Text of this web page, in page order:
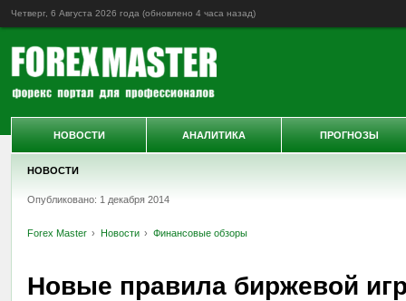
Четверг, 6 Августа 2026 года (обновлено 4 часа назад)
НОВОСТИ
Опубликовано: 1 декабря 2014
Forex Master Новости Финансовые обзоры
Новые правила биржевой
НОВОСТИ АНАЛИТИКА ПРОГНОЗЫ